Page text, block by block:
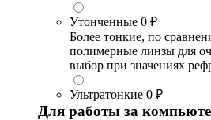
Утонченные 0 ₽
Более тонкие, по
полимерные линзы для
выбор при значениях
Ультратонкие 0 ₽
Для работы за